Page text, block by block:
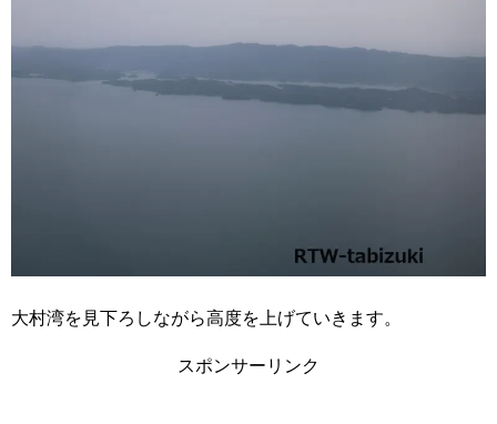
大村湾を見下ろしながら高度を上げていきます。
スポンサーリンク